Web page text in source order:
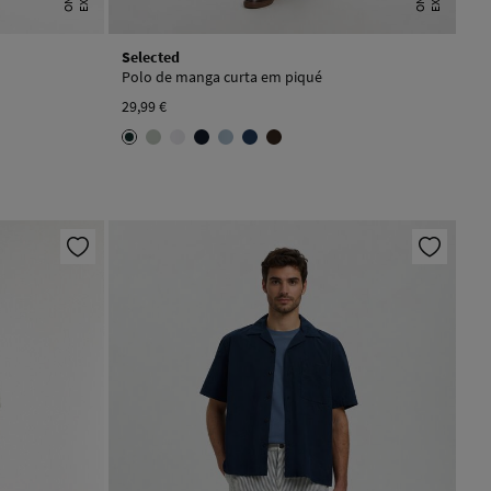
Selected
Polo de manga curta em piqué
29,99 €